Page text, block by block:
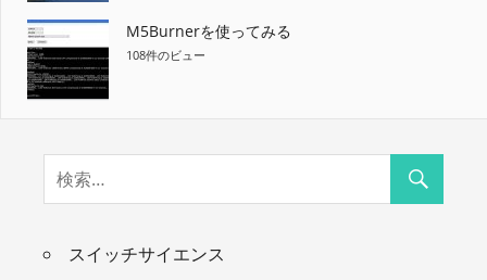
M5Burnerを使ってみる
108件のビュー
スイッチサイエンス